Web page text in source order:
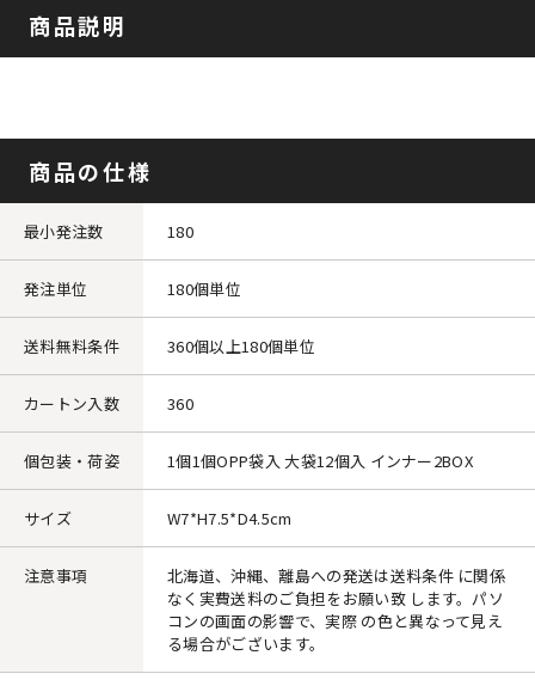
商品説明
商品の仕様
最小発注数 180
発注単位 180個単位
送料無料条件 360個以上180個単位
カートン入数 360
個包装・荷姿 1個1個OPP袋入 大袋12個入 インナー2BOX
サイズ W7*H7.5*D4.5cm
注意事項
北海道、沖縄、離島への発送は送料条件 に関係
なく実費送料のご負担をお願い致 します。パソ
コンの画面の影響で、実際 の色と異なって見え
る場合がございます。